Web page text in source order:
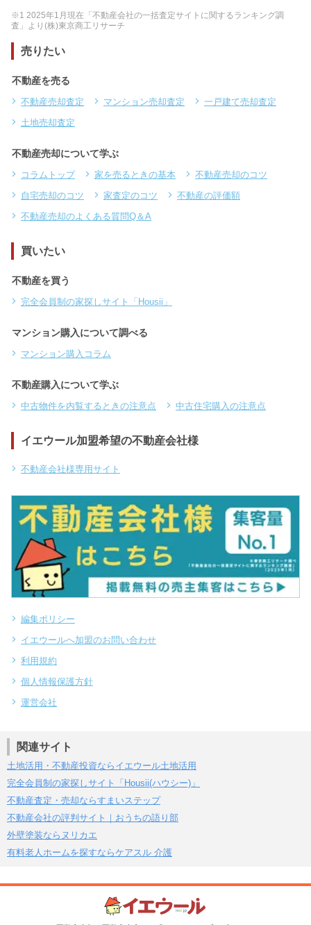
※1 2025年1月現在「不動産会社の一括査定サイトに関するランキング調
査」より(株)東京商工リサーチ
売りたい
不動産を売る
不動産売却査定 マンション売却査定
一戸建て売却査定
土地売却査定
不動産売却について学ぶ
コラムトップ 家を売るときの基本
不動産売却のコツ
自宅売却のコツ
家査定のコツ
不動産の評価額
不動産売却のよくある質問Q＆A
買いたい
不動産を買う
完全会員制の家探しサイト「Housii」
マンション購入について調べる
マンション購入コラム
不動産購入について学ぶ
中古物件を内覧するときの注意点 中古住宅購入の注意点
イエウール加盟希望の不動産会社様
不動産会社様専用サイト
編集ポリシー
イエウールへ加盟のお問い合わせ
利用規約
個人情報保護方針
運営会社
関連サイト
土地活用・不動産投資ならイエウール土地活用
完全会員制の家探しサイト「Housii(ハウシー)」
不動産査定・売却ならすまいステップ
不動産会社の評判サイト｜おうちの語り部
外壁塗装ならヌリカエ
有料老人ホームを探すならケアスル 介護